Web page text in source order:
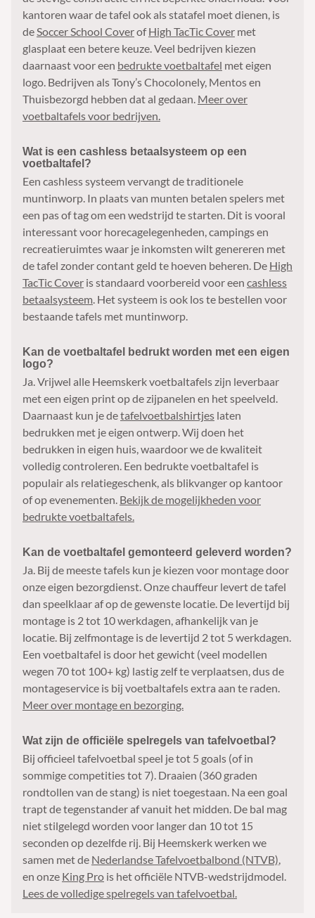
kantoren waar de tafel ook als statafel moet dienen, is
deSoccer School CoverofHigh TacTic Cover met
glasplaat een betere keuze. Veel bedrijven kiezen
daarnaast voor een bedrukte voetbaltafel met eigen
logo. Bedrijven als Tony’s Chocolonely, Mentos en
Thuisbezorgd hebben dat al gedaan. Meer over
voetbaltafels voor bedrijven.
Wat is een cashless betaalsysteem op een
voetbaltafel?
Een cashless systeem vervangt de traditionele
muntinworp. In plaats van munten betalen spelers met
een pas of tag om een wedstrijd te starten. Dit is vooral
interessant voor horecagelegenheden, campings en
recreatieruimtes waar je inkomsten wilt genereren met
de tafel zonder contant geld te hoeven beheren. De High
TacTic Cover is standaard voorbereid voor een cashless
betaalsysteem. Het systeem is ook los te bestellen voor
bestaande tafels met muntinworp.
Kan de voetbaltafel bedrukt worden met een eigen
logo?
Ja. Vrijwel alle Heemskerk voetbaltafels zijn leverbaar
met een eigen print op de zijpanelen en het speelveld.
Daarnaast kun je detafelvoetbalshirtjes laten
bedrukken met je eigen ontwerp. Wij doen het
bedrukken in eigen huis, waardoor we de kwaliteit
volledig controleren. Een bedrukte voetbaltafel is
populair als relatiegeschenk, als blikvanger op kantoor
of op evenementen. Bekijk de mogelijkheden voor
bedrukte voetbaltafels.
Kan de voetbaltafel gemonteerd geleverd worden?
Ja. Bij de meeste tafels kun je kiezen voor montage door
onze eigen bezorgdienst. Onze chauffeur levert de tafel
dan speelklaar af op de gewenste locatie. De levertijd bij
montage is 2 tot 10 werkdagen, afhankelijk van je
locatie. Bij zelfmontage is de levertijd 2 tot 5 werkdagen.
Een voetbaltafel is door het gewicht (veel modellen
wegen 70 tot 100+ kg) lastig zelf te verplaatsen, dus de
montageservice is bij voetbaltafels extra aan te raden.
Meer over montage en bezorging.
Wat zijn de officiële spelregels van tafelvoetbal?
Bij officieel tafelvoetbal speel je tot 5 goals (of in
sommige competities tot 7). Draaien (360 graden
rondtollen van de stang) is niet toegestaan. Na een goal
trapt de tegenstander af vanuit het midden. De bal mag
niet stilgelegd worden voor langer dan 10 tot 15
seconden op dezelfde rij. Bij Heemskerk werken we
samen met de Nederlandse Tafelvoetbalbond (NTVB),
en onze King Pro is het officiële NTVB-wedstrijdmodel.
Lees de volledige spelregels van tafelvoetbal.